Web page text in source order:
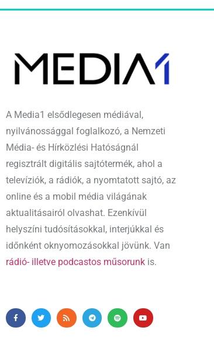
A Media1 elsődlegesen médiával,
nyilvánossággal foglalkozó, a Nemzeti
Média- és Hírközlési Hatóságnál
regisztrált digitális sajtótermék, ahol a
televíziók, a rádiók, a nyomtatott sajtó, az
online és a mobil média világának
aktualitásairól olvashat. Ezenkívül
helyszíni tudósításokkal, interjúkkal és
időnként oknyomozásokkal jövünk. Van
rádió- illetve podcastos műsorunk is.